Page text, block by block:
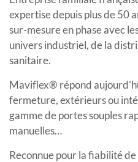
expertise depuis plus de 50
sur-mesure en phase avec
univers industriel, de la
sanitaire.
Maviflex® répond
fermeture, extérieurs ou
gamme de portes souples
manuelles…
Reconnue pour la fiabilité